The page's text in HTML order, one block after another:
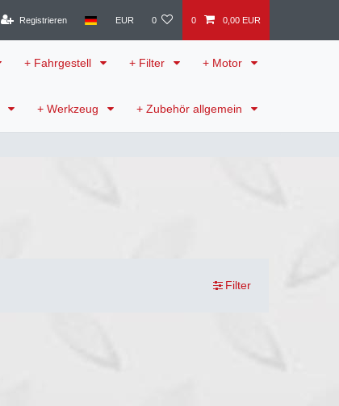
Registrieren EUR 0 0 0,00 EUR
+ Fahrgestell + Filter + Motor
+ Werkzeug + Zubehör allgemein
Filter